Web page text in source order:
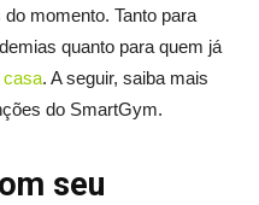
momento. Tanto para
quanto para quem já
casa. A seguir, saiba mais
do SmartGym.
seu